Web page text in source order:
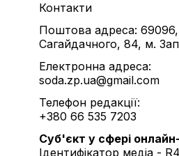
Контакти
Поштова адреса:
Сагайдачного, 84, м.
Електронна адреса:
soda.zp.ua@gmail.com
Телефон редакції:
+380 66 535 7203
Cуб'єкт у сфері
Ідентифікатор медіа -